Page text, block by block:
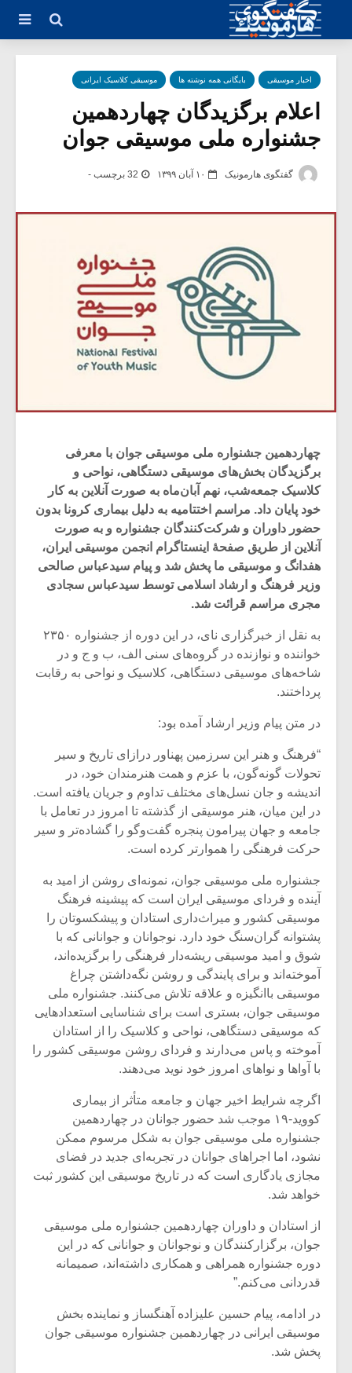
اخبار موسیقی بایگانی همه نوشته ها موسیقی کلاسیک ایرانی
اعلام برگزیدگان چهاردهمین
جشنواره ملی موسیقی جوان
گفتگوی هارمونیک ۱۰ آبان ۱۳۹۹ 32 برچسب -
چهاردهمین جشنواره ملی موسیقی جوان با معرفی
برگزیدگان بخش‌های موسیقی دستگاهی، نواحی و
کلاسیک جمعه‌شب، نهم آبان‌ماه به صورت آنلاین به کار
خود پایان داد. مراسم اختتامیه به دلیل بیماری کرونا بدون
حضور داوران و شرکت‌کنندگان جشنواره و به صورت
آنلاین از طریق صفحۀ اینستاگرام انجمن موسیقی ایران،
هفدانگ و موسیقی ما پخش شد و پیام سیدعباس صالحی
وزیر فرهنگ و ارشاد اسلامی توسط سیدعباس سجادی
مجری مراسم قرائت شد.
به نقل از خبرگزاری نای، در این دوره از جشنواره ۲۳۵۰
خواننده و نوازنده در گروه‌های سنی الف، ب و ج و در
شاخه‌های موسیقی دستگاهی، کلاسیک و نواحی به رقابت
پرداختند.
در متن پیام وزیر ارشاد آمده بود:
“فرهنگ و هنر این سرزمین پهناور درازای تاریخ و سیر
تحولات گونه‌گون، با عزم و همت هنرمندان خود، در
اندیشه و جان نسل‌های مختلف تداوم و جریان یافته است.
در این میان، هنر موسیقی از گذشته تا امروز در تعامل با
جامعه و جهان پیرامون پنجره گفت‌وگو را گشاده‌تر و سیر
حرکت فرهنگی را هموارتر کرده است.
جشنواره ملی موسیقی جوان، نمونه‌ای روشن از امید به
آینده و فردای موسیقی ایران است که پیشینه فرهنگ
موسیقی کشور و میراث‌داری استادان و پیشکسوتان را
پشتوانه گران‌سنگ خود دارد. نوجوانان و جوانانی که با
شوق و امید موسیقی ریشه‌دار فرهنگی را برگزیده‌اند،
آموخته‌اند و برای پایندگی و روشن نگه‌داشتن چراغ
موسیقی باانگیزه و علاقه تلاش می‌کنند. جشنواره ملی
موسیقی جوان، بستری است برای شناسایی استعدادهایی
که موسیقی دستگاهی، نواحی و کلاسیک را از استادان
آموخته و پاس می‌دارند و فردای روشن موسیقی کشور را
با آواها و نواهای امروز خود نوید می‌دهند.
اگرچه شرایط اخیر جهان و جامعه متأثر از بیماری
کووید-۱۹ موجب شد حضور جوانان در چهاردهمین
جشنواره ملی موسیقی جوان به شکل مرسوم ممکن
نشود، اما اجراهای جوانان در تجربه‌ای جدید در فضای
مجازی یادگاری است که در تاریخ موسیقی این کشور ثبت
خواهد شد.
از استادان و داوران چهاردهمین جشنواره ملی موسیقی
جوان، برگزارکنندگان و نوجوانان و جوانانی که در این
دوره جشنواره همراهی و همکاری داشته‌اند، صمیمانه
قدردانی می‌کنم.”
در ادامه، پیام حسین علیزاده آهنگساز و نماینده بخش
موسیقی ایرانی در چهاردهمین جشنواره موسیقی جوان
پخش شد.
میکلوش روژا
یادداشتی بر موسیقی
متن فیلم «متری
شیش و نیم»
اگر نمی توانی
مشهورترین باشی،
بدنام ترین باش
موسیقی
موسیقی